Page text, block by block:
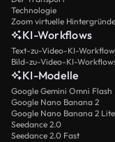
Technologie
Zoom virtuelle Hintergründe
KI-Workflows
Text-zu-Video-KI-
Bild-zu-Video-KI-
KI-Modelle
Google Gemini Omni Flash
Google Nano Banana 2
Google Nano Banana 2 Lite
Seedance 2.0
Seedance 2.0 Fast